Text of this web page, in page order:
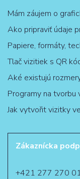
Mám záujem o
Ako pripraviť údaje
Papiere, formáty,
Tlač vizitiek s QR
Aké existujú
Programy na
Jak vytvořit vizitky
Zákaznícka
+421 277 270